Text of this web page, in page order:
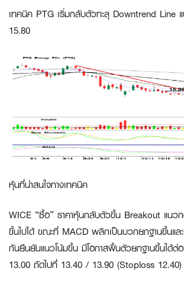
เทคนิค PTG เริ่มกลับตัวทะลุ Downtrend Line
15.80
หุ้นที่น่าสนใจทางเทคนิค
WICE “ซื้อ” ราคาหุ้นกลับตัวขึ้น Breakout แนว
ขึ้นไปได้ ขณะที่ MACD พลิกเป็นบวกยกฐานขึ้นและ
กันยืนยันแนวโน้มขึ้น มีโอกาสฟื้นตัวยกฐานขึ้นได้ต่
13.00 ถัดไปที่ 13.40 / 13.90 (Stoploss 12.40)